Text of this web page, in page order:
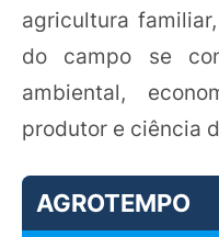
agricultura
do campo se
ambiental,
produtor e ciência
AGROTEMPO